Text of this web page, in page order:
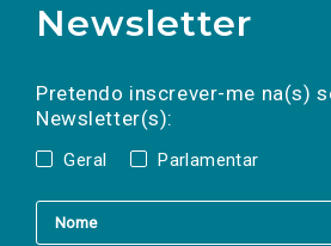
Newsletter
Pretendo inscrever-me na(s)
Newsletter(s):
Geral Parlamentar
a(s) newsletter(s).
mail